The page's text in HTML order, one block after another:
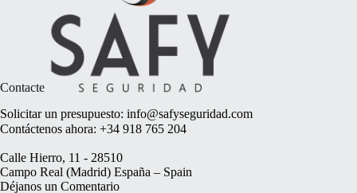
Contacte
Solicitar un presupuesto: info@safyseguridad.com
Contáctenos ahora: +34 918 765 204
Calle Hierro, 11 - 28510
Campo Real (Madrid) España – Spain
Déjanos un Comentario